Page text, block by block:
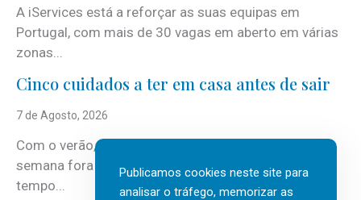
A iServices está a reforçar as suas equipas em
Portugal, com mais de 30 vagas em aberto em várias
zonas...
Cinco cuidados a ter em casa antes de sair
7 de Agosto, 2026
Com o verão, chegam também as férias, os fins-de-
semana fora e os dias em que a casa fica mais
tempo...
Publicamos cookies neste site para
analisar o tráfego, memorizar as